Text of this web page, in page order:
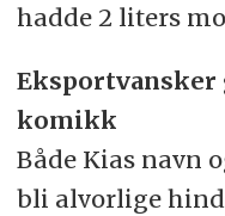
hadde 2 liters
komikk
Både Kias navn
bli alvorlige